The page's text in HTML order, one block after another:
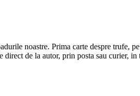
noastre. Prima carte despre trufe,
de la autor, prin posta sau curier, in